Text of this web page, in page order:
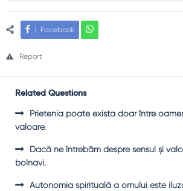
Facebook
Report
Related Questions
Prietenia poate exista doar între
valoare.
Dacă ne întrebăm despre sensul şi
bolnavi.
Autonomia spirituală a omului este